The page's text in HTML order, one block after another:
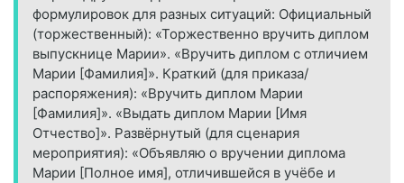
формулировок для разных ситуаций: Официальный
(торжественный): «Торжественно вручить диплом
выпускнице Марии». «Вручить диплом с отличием
Марии [Фамилия]». Краткий (для приказа/
распоряжения): «Вручить диплом Марии
[Фамилия]». «Выдать диплом Марии [Имя
Отчество]». Развёрнутый (для сценария
мероприятия): «Объявляю о вручении диплома
Марии [Полное имя], отличившейся в учёбе и